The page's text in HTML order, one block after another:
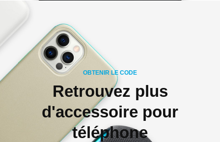
OBTENIR LE CODE
Retrouvez plus
d'accessoire pour
téléphone